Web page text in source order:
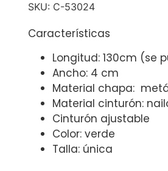
SKU: C-53024
Características
Longitud: 130cm (se
Ancho: 4 cm
Material chapa:
Material cinturón:
Cinturón ajustable
Color: verde
Talla: única